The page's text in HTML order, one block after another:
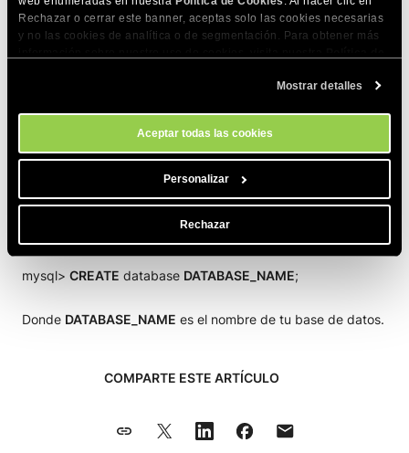
Rechazar o cerrar este banner, aceptas solo las cookies necesarias
y no las cookies de analítica o de segmentación. Para obtener más
momento a través de la herramienta Configuración de Cookies de
Mostrar detalles
Aceptar todas las cookies
Personalizar
Rechazar
mysql -uUSUARIO -p
con el nombre de
Después, ejecuta los siguientes comandos deDROPy
DATABASE_NAME
mysql> CREATE database DATABASE_NAME;
Donde DATABASE_NAME es el nombre de tu base de datos.
COMPARTE ESTE ARTÍCULO